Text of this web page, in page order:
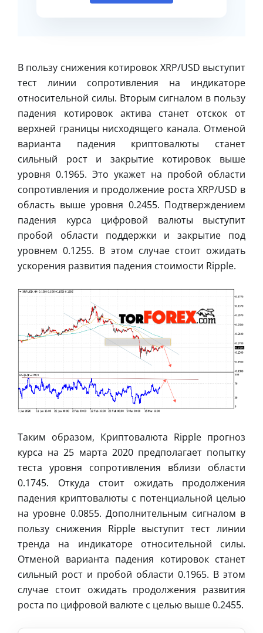
В пользу снижения котировок XRP/USD выступит
тест линии сопротивления на индикаторе
относительной силы. Вторым сигналом в пользу
падения котировок актива станет отскок от
верхней границы нисходящего канала. Отменой
варианта падения криптовалюты станет
сильный рост и закрытие котировок выше
уровня 0.1965. Это укажет на пробой области
сопротивления и продолжение роста XRP/USD в
область выше уровня 0.2455. Подтверждением
падения курса цифровой валюты выступит
пробой области поддержки и закрытие под
уровнем 0.1255. В этом случае стоит ожидать
ускорения развития падения стоимости Ripple.
Таким образом, Криптовалюта Ripple прогноз
курса на 25 марта 2020 предполагает попытку
теста уровня сопротивления вблизи области
0.1745. Откуда стоит ожидать продолжения
падения криптовалюты с потенциальной целью
на уровне 0.0855. Дополнительным сигналом в
пользу снижения Ripple выступит тест линии
тренда на индикаторе относительной силы.
Отменой варианта падения котировок станет
сильный рост и пробой области 0.1965. В этом
случае стоит ожидать продолжения развития
роста по цифровой валюте с целью выше 0.2455.